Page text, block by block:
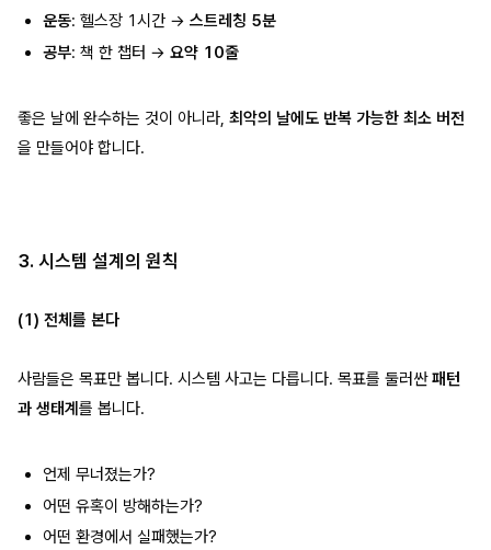
운동: 헬스장 1시간 → 스트레칭 5분
공부: 책 한 챕터 → 요약 10줄
좋은 날에 완수하는 것이 아니라, 최악의 날에도 반복 가능한 최소 버전
을 만들어야 합니다.
3. 시스템 설계의 원칙
(1) 전체를 본다
사람들은 목표만 봅니다. 시스템 사고는 다릅니다. 목표를 둘러싼패턴
과 생태계 를 봅니다.
언제 무너졌는가?
어떤 유혹이 방해하는가?
어떤 환경에서 실패했는가?